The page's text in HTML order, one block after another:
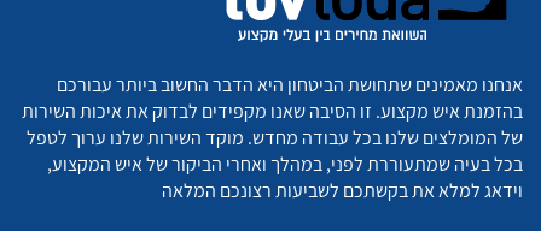
אנחנו מאמינים שתחושת הביטחון היא הדבר החשוב ביותר עבורכם
בהזמנת איש מקצוע. זו הסיבה שאנו מקפידים לבדוק את איכות השירות
של המומלצים שלנו בכל עבודה מחדש. מוקד השירות שלנו ערוך לטפל
בכל בעיה שמתעוררת לפני, במהלך ואחרי הביקור של איש המקצוע,
וידאג למלא את בקשתכם לשביעות רצונכם המלאה